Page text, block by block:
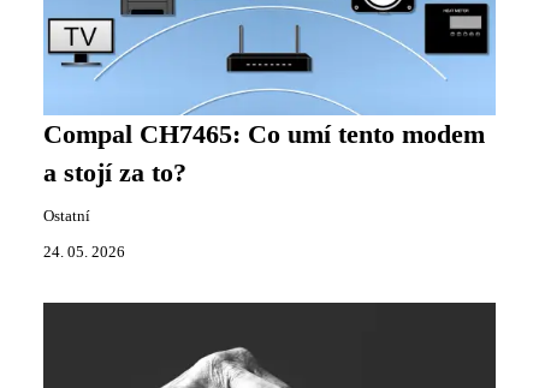
Compal CH7465: Co umí tento modem
a stojí za to?
Ostatní
24. 05. 2026